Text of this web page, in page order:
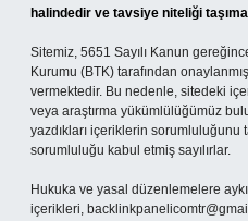
halindedir ve tavsiye niteliği
Sitemiz, 5651 Sayılı Kanun
Kurumu (BTK) tarafından
vermektedir. Bu nedenle, sitedeki
veya araştırma yükümlülüğümüz
yazdıkları içeriklerin sorumluluğunu
sorumluluğu kabul etmiş sayılırlar.
Hukuka ve yasal düzenlemelere
içerikleri,